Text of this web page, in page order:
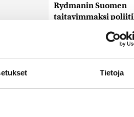
Tietoja
Rydmanin Suomen
taitavimmaksi
7.8.2026 18:09
kätensä Hitler-
Miksi ihmeessä?